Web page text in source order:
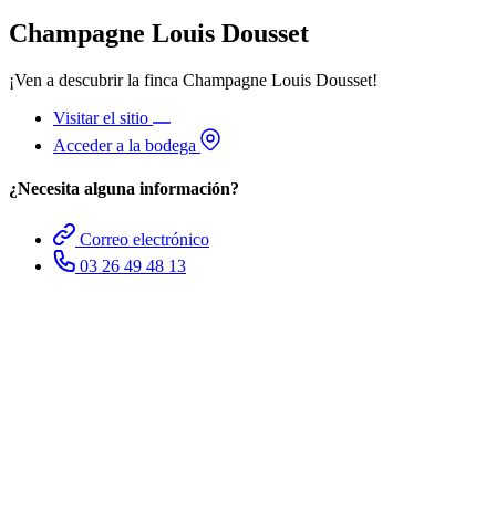
Champagne Louis Dousset
¡Ven a descubrir la finca Champagne Louis Dousset!
Visitar el sitio
Acceder a la bodega
¿Necesita alguna información?
Correo electrónico
03 26 49 48 13